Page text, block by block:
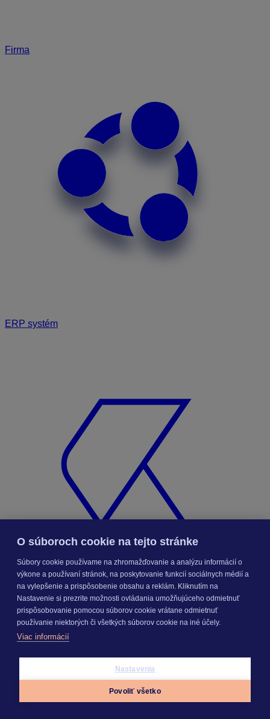
Firma
ERP systém
KROS účet
O súboroch cookie na tejto stránke
Súbory cookie používame na zhromažďovanie a analýzu informácií o
výkone a používaní stránok, na poskytovanie funkcií sociálnych médií a
na vylepšenie a prispôsobenie obsahu a reklám. Kliknutím na
Nastavenie si prezrite možnosti ovládania umožňujúceho odmietnuť
prispôsobovanie pomocou súborov cookie vrátane odmietnuť
používanie niektorých či všetkých súborov cookie na iné účely.
Viac informácií
Nastavenia
Povoliť všetko